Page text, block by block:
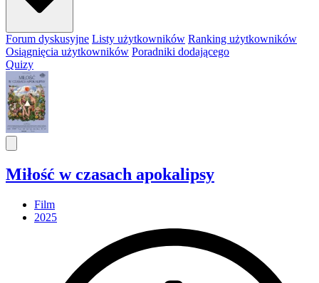
Forum dyskusyjne Listy użytkowników Ranking użytkowników
Osiągnięcia użytkowników Poradniki dodającego
Quizy
Miłość w czasach apokalipsy
Film
2025